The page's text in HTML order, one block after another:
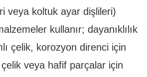
veya koltuk ayar dişlileri)
kullanır; dayanıklılık
çelik, korozyon direnci için
veya hafif parçalar için